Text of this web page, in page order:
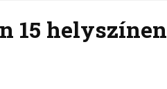
15 helyszínen